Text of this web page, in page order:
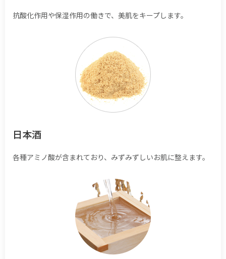
抗酸化作用や保湿作用の働きで、美肌をキープします。
日本酒
各種アミノ酸が含まれており、みずみずしいお肌に整えます。